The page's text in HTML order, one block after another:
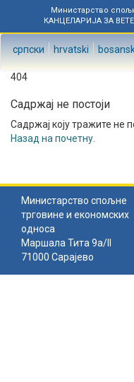
Министарство
КАНЦЕЛАРИЈА ЗА
српски hrvatski
404
Садржај не постоји
Садржај коју тражите не
Назад на почетну
Министарство спољне
трговине и економских
односа
Маршала Тита 9а/II
71000 Сарајево